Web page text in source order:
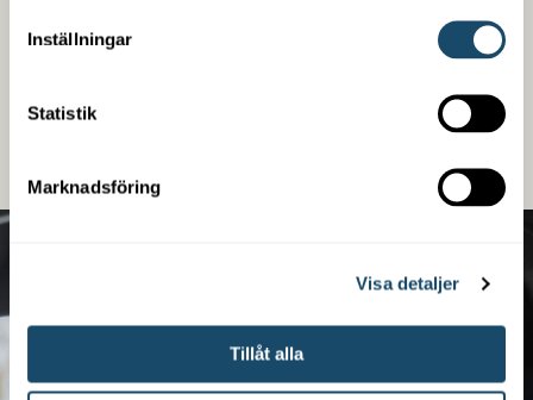
Inställningar
Statistik
Marknadsföring
Visa detaljer
Tillåt alla
lång tid. Vi erbjuder även finansiering oberoende om
det handlar om ett nybygge eller en befintlig